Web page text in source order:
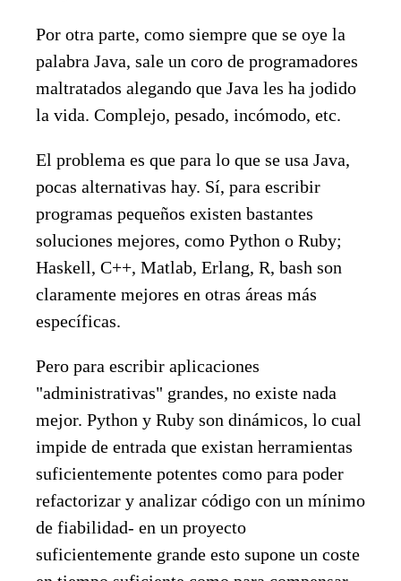
Por otra parte, como siempre que se oye la
palabra Java, sale un coro de programadores
maltratados alegando que Java les ha jodido
la vida. Complejo, pesado, incómodo, etc.
El problema es que para lo que se usa Java,
pocas alternativas hay. Sí, para escribir
programas pequeños existen bastantes
soluciones mejores, como Python o Ruby;
Haskell, C++, Matlab, Erlang, R, bash son
claramente mejores en otras áreas más
específicas.
Pero para escribir aplicaciones
"administrativas" grandes, no existe nada
mejor. Python y Ruby son dinámicos, lo cual
impide de entrada que existan herramientas
suficientemente potentes como para poder
refactorizar y analizar código con un mínimo
de fiabilidad- en un proyecto
suficientemente grande esto supone un coste